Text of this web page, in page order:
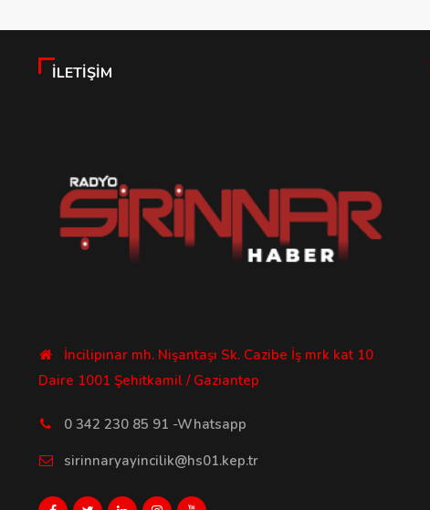
İLETIŞIM
İncilipınar mh. Nişantaşı Sk. Cazibe İş mrk kat 10
Daire 1001 Şehitkamil / Gaziantep
0 342 230 85 91 -Whatsapp
sirinnaryayincilik@hs01.kep.tr